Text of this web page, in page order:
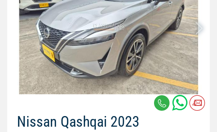
Nissan Qashqai 2023